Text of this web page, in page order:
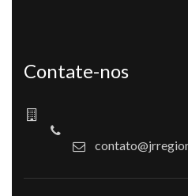
Contate-nos